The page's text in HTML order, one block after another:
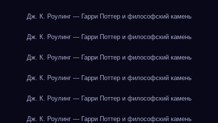
Дж. К. Роулинг — Гарри Поттер и философский камень
Дж. К. Роулинг — Гарри Поттер и философский камень
Дж. К. Роулинг — Гарри Поттер и философский камень
Дж. К. Роулинг — Гарри Поттер и философский камень
Дж. К. Роулинг — Гарри Поттер и философский камень
Дж. К. Роулинг — Гарри Поттер и философский камень